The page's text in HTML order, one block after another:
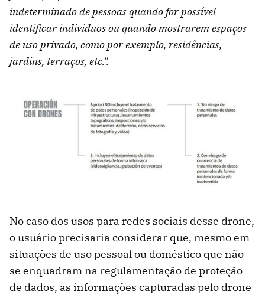
indeterminado de pessoas quando for possível
identificar indivíduos ou quando mostrarem espaços
de uso privado, como por exemplo, residências,
jardins, terraços, etc.".
No caso dos usos para redes sociais desse drone,
o usuário precisaria considerar que, mesmo em
situações de uso pessoal ou doméstico que não
se enquadram na regulamentação de proteção
de dados, as informações capturadas pelo drone